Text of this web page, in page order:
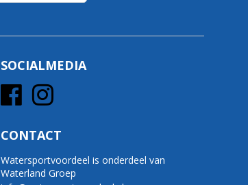
SOCIALMEDIA
CONTACT
Watersportvoordeel is onderdeel van
Waterland Groep